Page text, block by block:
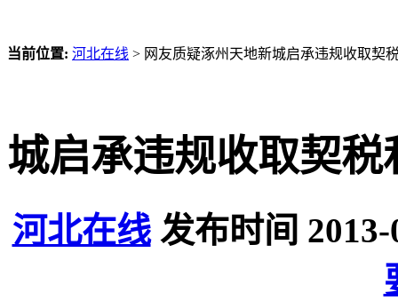
当前位置: 河北在线 > 网友质疑涿州天地新城启承违规收取契
城启承违规收取契税
河北在线发布时间